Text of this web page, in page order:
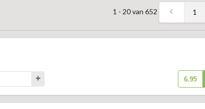
1 - 20 van 652 1
6.95